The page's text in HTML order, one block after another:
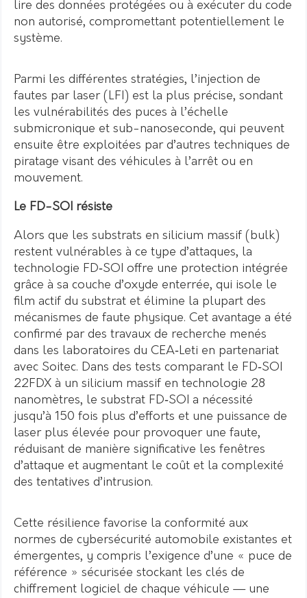
lire des données protégées ou à exécuter du code
non autorisé, compromettant potentiellement le
système.
Parmi les différentes stratégies, l’injection de
fautes par laser (LFI) est la plus précise, sondant
les vulnérabilités des puces à l’échelle
submicronique et sub-nanoseconde, qui peuvent
ensuite être exploitées par d’autres techniques de
piratage visant des véhicules à l’arrêt ou en
mouvement.
Le FD-SOI résiste
Alors que les substrats en silicium massif (bulk)
restent vulnérables à ce type d’attaques, la
technologie FD‑SOI offre une protection intégrée
grâce à sa couche d’oxyde enterrée, qui isole le
film actif du substrat et élimine la plupart des
mécanismes de faute physique. Cet avantage a été
confirmé par des travaux de recherche menés
dans les laboratoires du CEA‑Leti en partenariat
avec Soitec. Dans des tests comparant le FD‑SOI
22FDX à un silicium massif en technologie 28
nanomètres, le substrat FD‑SOI a nécessité
jusqu’à 150 fois plus d’efforts et une puissance de
laser plus élevée pour provoquer une faute,
réduisant de manière significative les fenêtres
d’attaque et augmentant le coût et la complexité
des tentatives d’intrusion.
Cette résilience favorise la conformité aux
normes de cybersécurité automobile existantes et
émergentes, y compris l’exigence d’une « puce de
référence » sécurisée stockant les clés de
chiffrement logiciel de chaque véhicule — une